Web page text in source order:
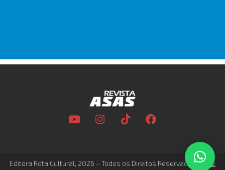
Editora Rota Cultural, 2026 – Todos os Direitos Reservados –Site